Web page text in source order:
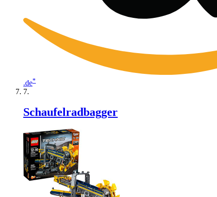
.de*
Schaufelradbagger